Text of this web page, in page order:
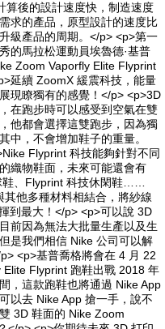
算後的設計速度快，制造速度
求的產品，原型設計的速度比
級產品的周期。</p> <p>第一
的馬拉松運動員埃魯德·基普
Zoom Vaporfly Elite Flyprint
延續 ZoomX 緩震科技，能量
現瞭獨有的感覺！</p> <p>3D
在跑步時可以感受到空氣在雙
他都會選擇這雙跑步，因為獨
中，不會增加鞋子的重量。
Flyprint 科技能夠針對不同
織物鞋面，未來可能還會有
、Flyprint 科技休閑鞋……
他多種材料相結合，將紗線
到最大！</p> <p>可以說 3D
前因為無法大批量生產以及生
是我們相信 Nike 公司可以解
<p>基普喬格將會在 4 月 22
Flyprint 跑鞋出戰 2018 年
，這款跑鞋也將通過 Nike App
以去 Nike App 搶一手，說不
3D 鞋面的 Nike Zoom